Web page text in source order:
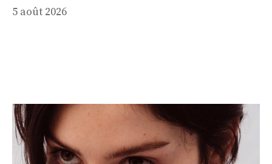
5 août 2026